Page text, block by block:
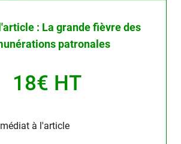
: La grande fièvre des
patronales
18€ HT
à l'article